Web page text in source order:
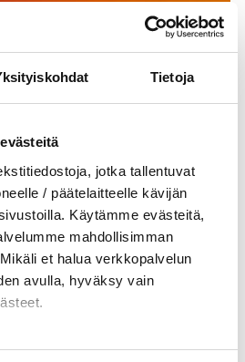
Tietoja
jotka tallentuvat
/ päätelaitteelle kävijän
Käytämme evästeitä,
mahdollisimman
et halua verkkopalvelun
avulla, hyväksy vain
- kirjanpito ja